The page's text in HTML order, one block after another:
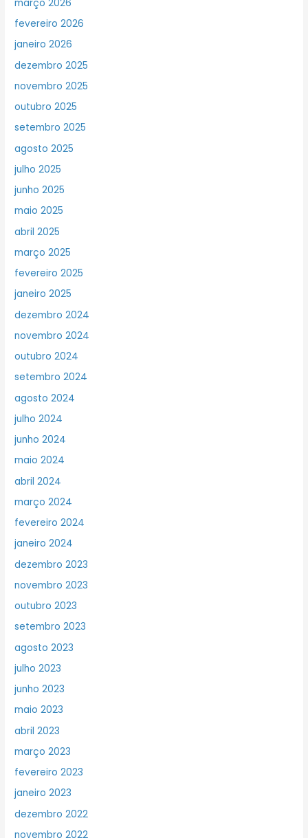
março 2026
fevereiro 2026
janeiro 2026
dezembro 2025
novembro 2025
outubro 2025
setembro 2025
agosto 2025
julho 2025
junho 2025
maio 2025
abril 2025
março 2025
fevereiro 2025
janeiro 2025
dezembro 2024
novembro 2024
outubro 2024
setembro 2024
agosto 2024
julho 2024
junho 2024
maio 2024
abril 2024
março 2024
fevereiro 2024
janeiro 2024
dezembro 2023
novembro 2023
outubro 2023
setembro 2023
agosto 2023
julho 2023
junho 2023
maio 2023
abril 2023
março 2023
fevereiro 2023
janeiro 2023
dezembro 2022
novembro 2022